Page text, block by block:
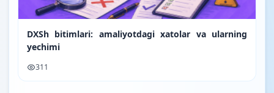
DXSh bitimlari: amaliyotdagi xatolar va ularning
yechimi
311